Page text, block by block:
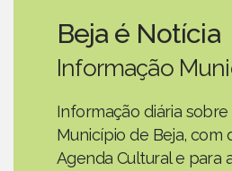
Beja é Notícia
Informação
Informação diária
Município de Beja, com
Agenda Cultural e para